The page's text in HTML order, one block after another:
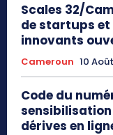
Scales 32/
de startups
innovants
Cameroun 10
Code du
dérives en